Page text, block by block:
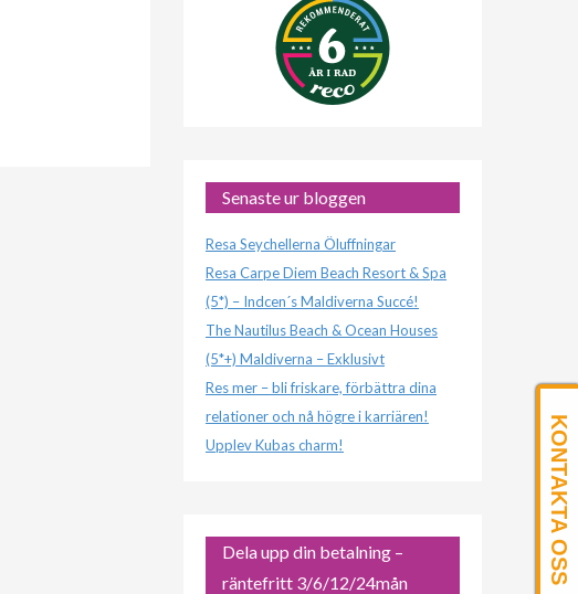
Senaste ur bloggen
Resa Seychellerna Öluffningar
Resa Carpe Diem Beach Resort & Spa
(5*) – Indcen´s Maldiverna Succé!
The Nautilus Beach & Ocean Houses
(5*+) Maldiverna – Exklusivt
Res mer – bli friskare, förbättra dina
relationer och nå högre i karriären!
Upplev Kubas charm!
Dela upp din betalning –
räntefritt 3/6/12/24mån
KONTAKTA OSS